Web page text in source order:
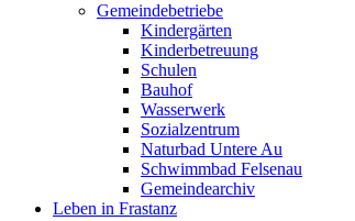
Gemeindebetriebe
Kindergärten
Kinderbetreuung
Schulen
Bauhof
Wasserwerk
Sozialzentrum
Naturbad Untere Au
Schwimmbad Felsenau
Gemeindearchiv
Leben in Frastanz